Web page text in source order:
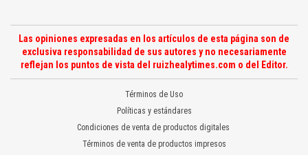
Las opiniones expresadas en los artículos de esta página son de
exclusiva responsabilidad de sus autores y no necesariamente
reflejan los puntos de vista del ruizhealytimes.com o del Editor.
Términos de Uso
Políticas y estándares
Condiciones de venta de productos digitales
Términos de venta de productos impresos